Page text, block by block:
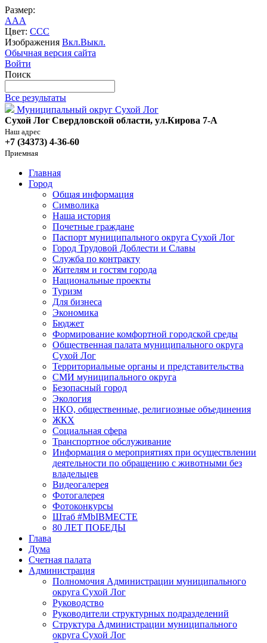
Размер:
AAA
Цвет: CCC
Изображения Вкл.Выкл.
Обычная версия сайта
Войти
Поиск
Все результаты
Муниципальный округ Сухой Лог
Сухой Лог Свердловской области, ул.Кирова 7-А
Наш адрес
+7 (34373) 4-36-60
Приемная
Главная
Город
Общая информация
Символика
Наша история
Почетные граждане
Паспорт муниципального округа Сухой Лог
Город Трудовой Доблести и Славы
Служба по контракту
Жителям и гостям города
Национальные проекты
Туризм
Для бизнеса
Экономика
Бюджет
Формирование комфортной городской среды
Общественная палата муниципального округа
Сухой Лог
Территориальные органы и представительства
СМИ муниципального округа
Безопасный город
Экология
НКО, общественные, религиозные объединения
ЖКХ
Социальная сфера
Транспортное обслуживание
Информация о мероприятиях при осуществлении
деятельности по обращению с животными без
владельцев
Видеогалерея
Фотогалерея
Фотоконкурсы
Штаб #MbIBMECTE
80 ЛЕТ ПОБЕДЫ
Глава
Дума
Счетная палата
Администрация
Полномочия Администрации муниципального
округа Сухой Лог
Руководство
Руководители структурных подразделений
Структура Администрации муниципального
округа Сухой Лог